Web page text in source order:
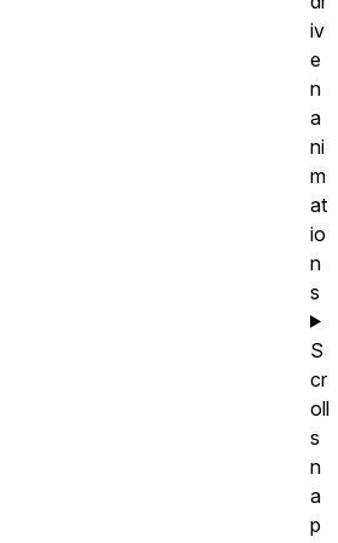
iv
e
n
a
ni
m
at
io
n
s
S
cr
oll
s
n
a
p